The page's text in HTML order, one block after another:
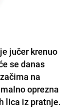
jučer krenuo
se danas
na
oprezna
lica iz pratnje.